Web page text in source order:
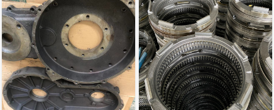
螺旋伞齿轮
六级精磨齿轮厂
链轮加工
联轴器生产厂家
减速机齿轮生产厂家
减速机成产厂家
加工中心加工
机械加工
机床齿轮
钻机齿轮
花键轴套
花键轴生产厂家
滚齿 插齿 剃齿 刨齿加工
钢管厂三辊定径机配件
非标减速机成产厂家
包装机齿轮厂
插齿加工
齿轮生产厂家